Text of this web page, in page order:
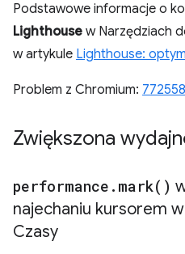
Podstawowe informacje o
Lighthouse w Narzędziach
w artykule Lighthouse:
Problem z Chromium: 772558
Zwiększona
performance . mark( )
najechaniu kursorem
Czasy